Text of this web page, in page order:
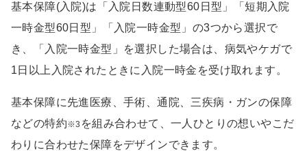
基本保障(入院)は「入院日数連動型60日型」「短期入院
一時金型60日型」「入院一時金型」の3つから選択で
き、「入院一時金型」を選択した場合は、病気やケガで
1日以上入院されたときに入院一時金を受け取れます。
基本保障に先進医療、手術、通院、三疾病・ガンの保障
などの特約※3 を組み合わせて、一人ひとりの想いやこだ
わりに合わせた保障をデザインできます。